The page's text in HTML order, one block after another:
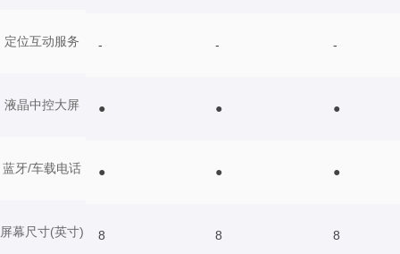
定位互动服务
液晶中控大屏
蓝牙/车载电话
屏幕尺寸(英寸)
- - -
● ● ●
● ● ●
8 8 8